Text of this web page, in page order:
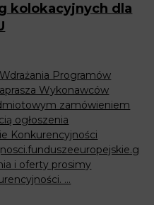
kolokacyjnych dla
Programów
Wykonawców
zamówieniem
ogłoszenia
Konkurencyjności
i oferty prosimy
...